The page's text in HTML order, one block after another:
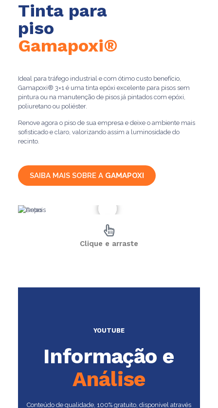
Tinta para
piso
Gamapoxi®
Ideal para tráfego industrial e com ótimo custo benefício,
Gamapoxi® 3×1 é uma tinta epóxi excelente para pisos sem
pintura ou na manutenção de pisos já pintados com epóxi,
poliuretano ou poliéster.
Renove agora o piso de sua empresa e deixe o ambiente mais
sofisticado e claro, valorizando assim a luminosidade do
recinto.
SAIBA MAIS SOBRE A GAMAPOXI
Clique e arraste
YOUTUBE
Informação e
Análise
Conteúdo de qualidade, 100% gratuito, disponível através